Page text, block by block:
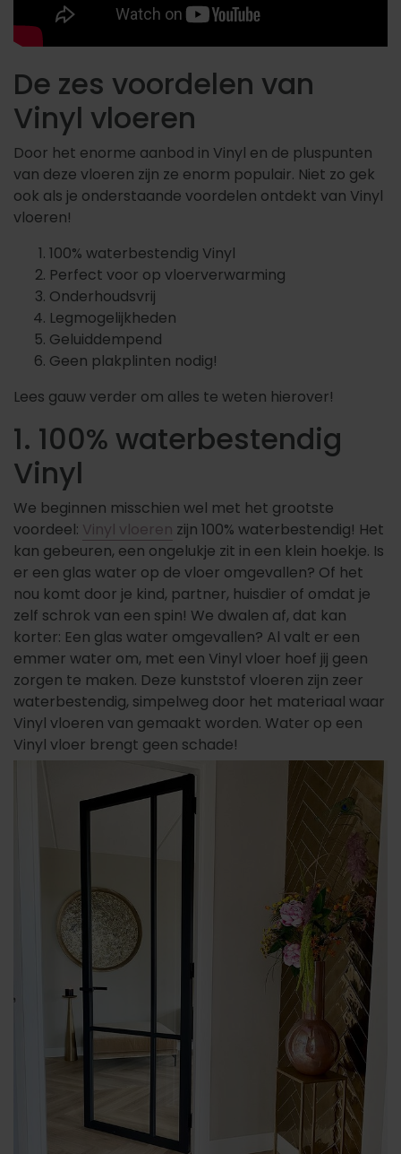
De zes voordelen van
Vinyl vloeren
Door het enorme aanbod in Vinyl en de pluspunten
van deze vloeren zijn ze enorm populair. Niet zo gek
ook als je onderstaande voordelen ontdekt van Vinyl
vloeren!
100% waterbestendig Vinyl
Perfect voor op vloerverwarming
Onderhoudsvrij
Legmogelijkheden
Geluiddempend
Geen plakplinten nodig!
Lees gauw verder om alles te weten hierover!
1. 100% waterbestendig
Vinyl
We beginnen misschien wel met het grootste
voordeel: Vinyl vloeren zijn 100% waterbestendig! Het
kan gebeuren, een ongelukje zit in een klein hoekje. Is
er een glas water op de vloer omgevallen? Of het
nou komt door je kind, partner, huisdier of omdat je
zelf schrok van een spin! We dwalen af, dat kan
korter: Een glas water omgevallen? Al valt er een
emmer water om, met een Vinyl vloer hoef jij geen
zorgen te maken. Deze kunststof vloeren zijn zeer
waterbestendig, simpelweg door het materiaal waar
Vinyl vloeren van gemaakt worden. Water op een
Vinyl vloer brengt geen schade!